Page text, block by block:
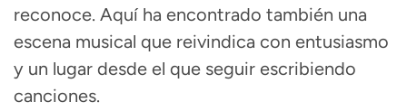
reconoce. Aquí ha encontrado también una
escena musical que reivindica con entusiasmo
y un lugar desde el que seguir escribiendo
canciones.